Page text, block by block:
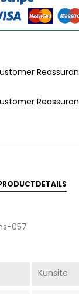
057
Kunsite